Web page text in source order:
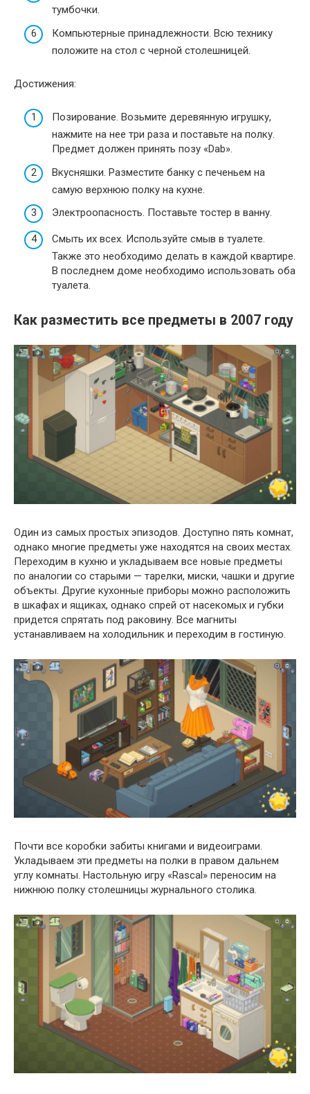
тумбочки.
Компьютерные принадлежности. Всю технику
положите на стол с черной столешницей.
Достижения:
Позирование. Возьмите деревянную игрушку,
нажмите на нее три раза и поставьте на полку.
Предмет должен принять позу «Dab».
Вкусняшки. Разместите банку с печеньем на
самую верхнюю полку на кухне.
Электроопасность. Поставьте тостер в ванну.
Смыть их всех. Используйте смыв в туалете.
Также это необходимо делать в каждой квартире.
В последнем доме необходимо использовать оба
туалета.
Как разместить все предметы в 2007 году
Один из самых простых эпизодов. Доступно пять комнат,
однако многие предметы уже находятся на своих местах.
Переходим в кухню и укладываем все новые предметы
по аналогии со старыми — тарелки, миски, чашки и другие
объекты. Другие кухонные приборы можно расположить
в шкафах и ящиках, однако спрей от насекомых и губки
придется спрятать под раковину. Все магниты
устанавливаем на холодильник и переходим в гостиную.
Почти все коробки забиты книгами и видеоиграми.
Укладываем эти предметы на полки в правом дальнем
углу комнаты. Настольную игру «Rascal» переносим на
нижнюю полку столешницы журнального столика.